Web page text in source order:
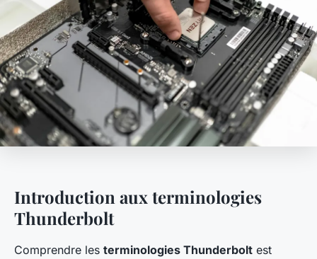
Introduction aux terminologies
Thunderbolt
Comprendre les terminologies Thunderbolt est